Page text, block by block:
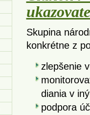
Skupina
konkrétne z
zlepšenie
diania v
podpora